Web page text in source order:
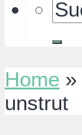
Home »
unstrut